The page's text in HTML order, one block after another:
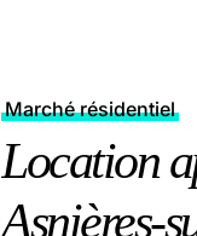
Marché résidentiel
Location
Asnières-